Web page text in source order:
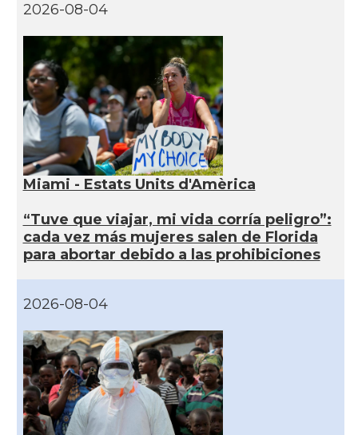
2026-08-04
Miami - Estats Units d'Amèrica
“Tuve que viajar, mi vida corría peligro”:
cada vez más mujeres salen de Florida
para abortar debido a las prohibiciones
2026-08-04